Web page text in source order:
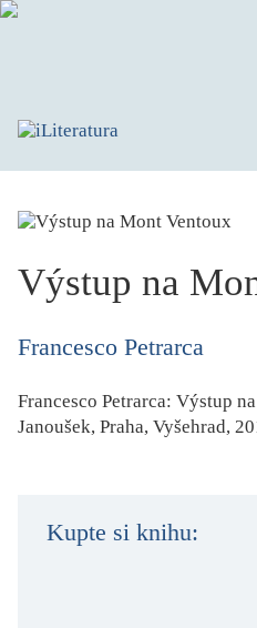
SPISOVATELÉ
KATEGORIE
Výstup na
Francesco Petrarca
Francesco Petrarca: Výstup
Janoušek, Praha, Vyšehrad,
Kupte si knihu: